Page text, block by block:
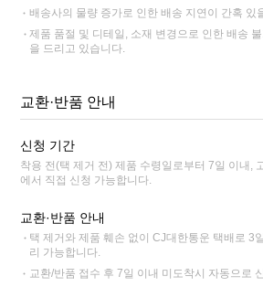
배송사의 물량 증가로 인한 배송 지연이 간혹 있
제품 품절 및 디테일, 소재 변경으로 인한 배송
을 드리고 있습니다.
교환·반품 안내
신청 기간
착용 전(택 제거 전) 제품 수령일로부터 7일 이내,
에서 직접 신청 가능합니다.
교환·반품 안내
택 제거와 제품 훼손 없이 CJ대한통운 택배로 3
리 가능합니다.
교환/반품 접수 후 7일 이내 미도착시 자동으로